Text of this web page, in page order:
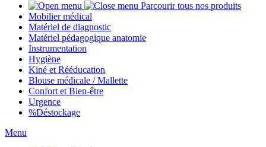
Parcourir tous nos produits
Mobilier médical
Matériel de diagnostic
Matériel pédagogique anatomie
Instrumentation
Hygiène
Kiné et Rééducation
Blouse médicale / Mallette
Confort et Bien-être
Urgence
%Déstockage
Menu